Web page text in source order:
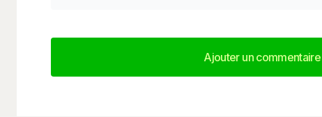
Ajouter un commentaire
Ajouter un commentaire